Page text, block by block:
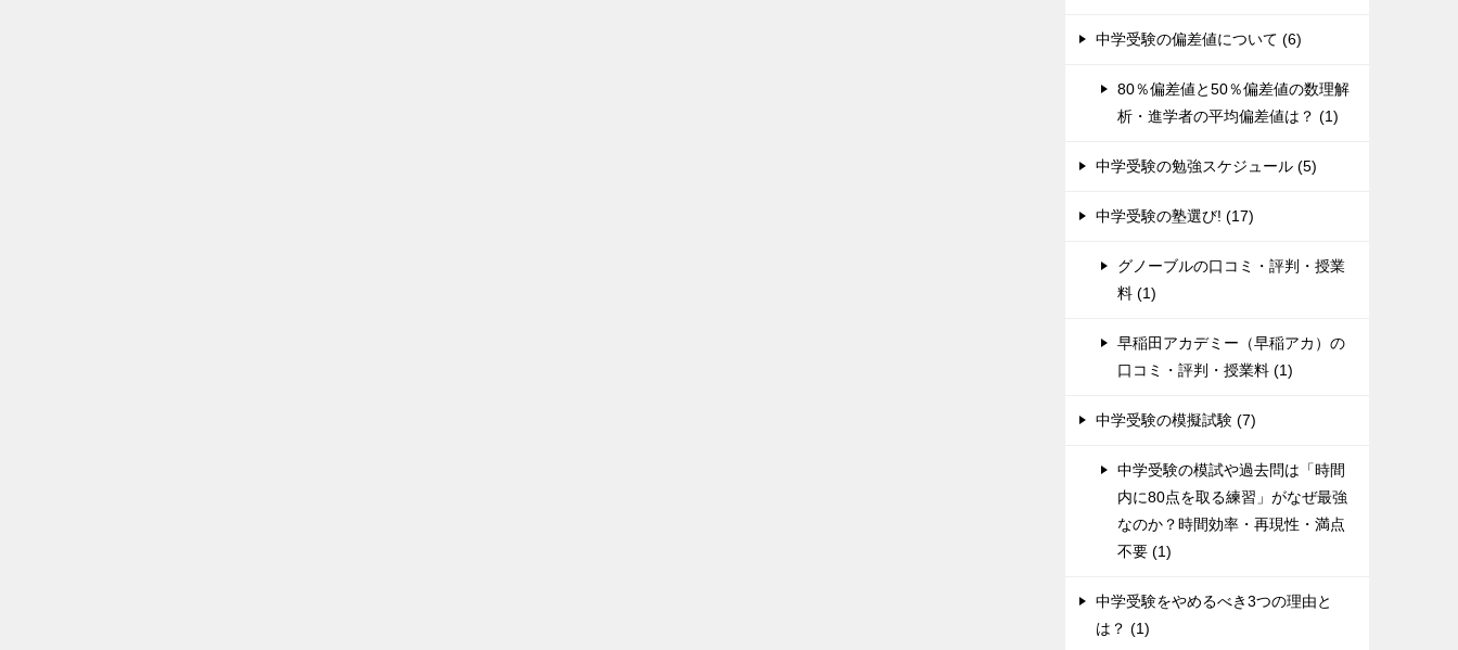
中学受験の偏差値について (6)
80％偏差値と50％偏差値の数理解
析・進学者の平均偏差値は？ (1)
中学受験の勉強スケジュール (5)
中学受験の塾選び! (17)
グノーブルの口コミ・評判・授業
料 (1)
早稲田アカデミー（早稲アカ）の
口コミ・評判・授業料 (1)
中学受験の模擬試験 (7)
中学受験の模試や過去問は「時間
内に80点を取る練習」がなぜ最強
なのか？時間効率・再現性・満点
不要 (1)
中学受験をやめるべき3つの理由と
は？ (1)